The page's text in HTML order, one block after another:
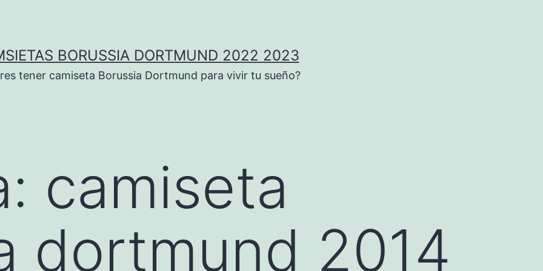
BORUSSIA DORTMUND 2022 2023
tener camiseta Borussia Dortmund para vivir tu sueño?
camiseta
dortmund 2014